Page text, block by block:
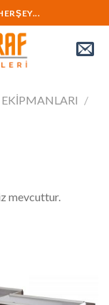
/
mevcuttur.